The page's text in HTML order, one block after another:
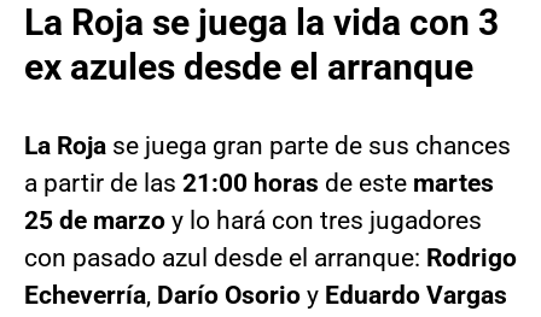
La Roja se juega la vida con 3
ex azules desde el arranque
La Roja se juega gran parte de sus chances
a partir de las 21:00 horas de este martes
25 de marzo y lo hará con tres jugadores
con pasado azul desde el arranque: Rodrigo
Echeverría, Darío Osorio y Eduardo Vargas